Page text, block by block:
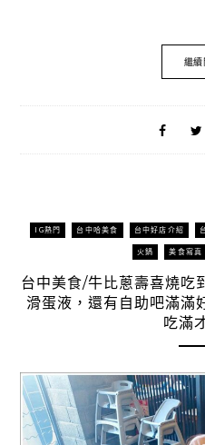
繼續
IG熱門 台中哈美食 台中好店介紹
火鍋 美食寫真
台中美食/牛比蔥壽喜燒吃
滑蛋液，還有自助吧滿滿
吃滿